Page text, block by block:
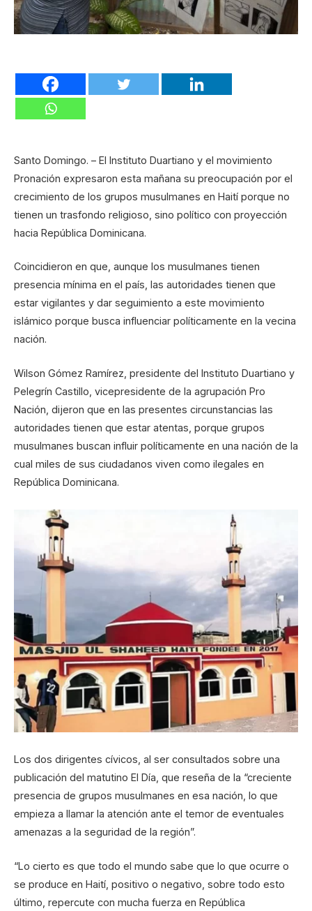
Santo Domingo. – El Instituto Duartiano y el movimiento
Pronación expresaron esta mañana su preocupación por el
crecimiento de los grupos musulmanes en Haití porque no
tienen un trasfondo religioso, sino político con proyección
hacia República Dominicana.
Coincidieron en que, aunque los musulmanes tienen
presencia mínima en el país, las autoridades tienen que
estar vigilantes y dar seguimiento a este movimiento
islámico porque busca influenciar políticamente en la vecina
nación.
Wilson Gómez Ramírez, presidente del Instituto Duartiano y
Pelegrín Castillo, vicepresidente de la agrupación Pro
Nación, dijeron que en las presentes circunstancias las
autoridades tienen que estar atentas, porque grupos
musulmanes buscan influir políticamente en una nación de la
cual miles de sus ciudadanos viven como ilegales en
República Dominicana.
Los dos dirigentes cívicos, al ser consultados sobre una
publicación del matutino El Día, que reseña de la “creciente
presencia de grupos musulmanes en esa nación, lo que
empieza a llamar la atención ante el temor de eventuales
amenazas a la seguridad de la región”.
“Lo cierto es que todo el mundo sabe que lo que ocurre o
se produce en Haití, positivo o negativo, sobre todo esto
último, repercute con mucha fuerza en República